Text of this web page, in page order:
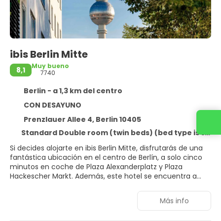
ibis Berlin Mitte
8,1
Muy bueno
7740
Berlin - a 1,3 km del centro
CON DESAYUNO
Prenzlauer Allee 4, Berlin 10405
Standard Double room (twin beds) (bed type is subject to availability)
Si decides alojarte en ibis Berlin Mitte, disfrutarás de una
fantástica ubicación en el centro de Berlín, a solo cinco
minutos en coche de Plaza Alexanderplatz y Plaza
Hackescher Markt. Además, este hotel se encuentra a
Aprovecha los prácticos servicios que se te ofrecen,
Más info